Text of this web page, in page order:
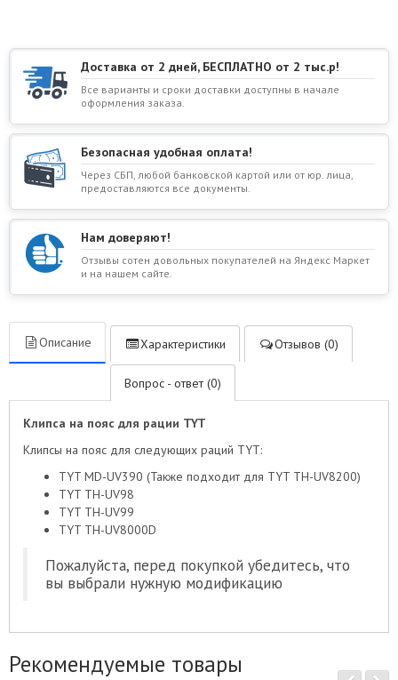
Доставка от 2 дней, БЕСПЛАТНО от 2 тыс.р!
Все варианты и сроки доставки доступны в начале
оформления заказа.
Безопасная удобная оплата!
Через СБП, любой банковской картой или от юр. лица,
предоставляются все документы.
Нам доверяют!
Отзывы сотен довольных покупателей на Яндекс Маркет
и на нашем сайте.
Описание Характеристики Отзывов (0)
Вопрос - ответ (0)
Клипса на пояс для рации TYT
Клипсы на пояс для следующих раций TYT:
TYT MD-UV390 (Также подходит для TYT TH-UV8200)
TYT TH-UV98
TYT TH-UV99
TYT TH-UV8000D
Пожалуйста, перед покупкой убедитесь, что
вы выбрали нужную модификацию
Рекомендуемые товары